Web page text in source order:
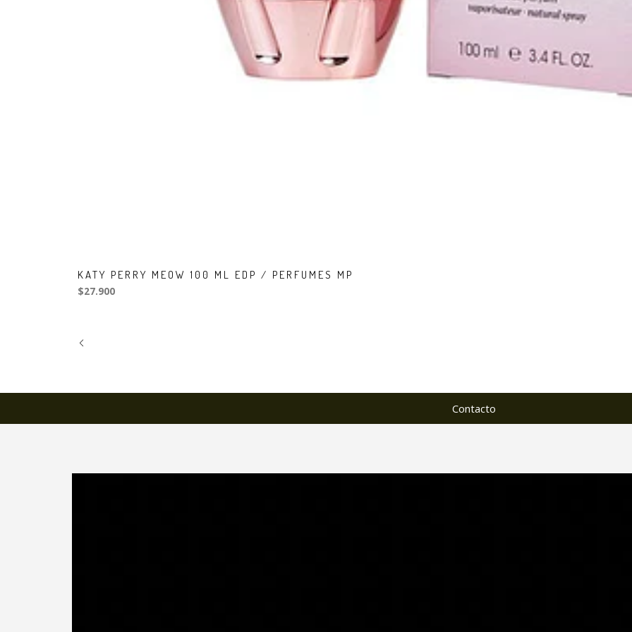
KATY PERRY MEOW 100 ML EDP / PERFUMES MP
$27.900
Contacto